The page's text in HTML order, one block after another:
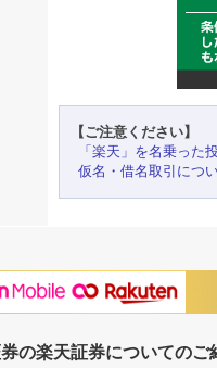
【ご注意ください】
「楽天」を名乗った
仮名・借名取引につ
の楽天証券についてのご